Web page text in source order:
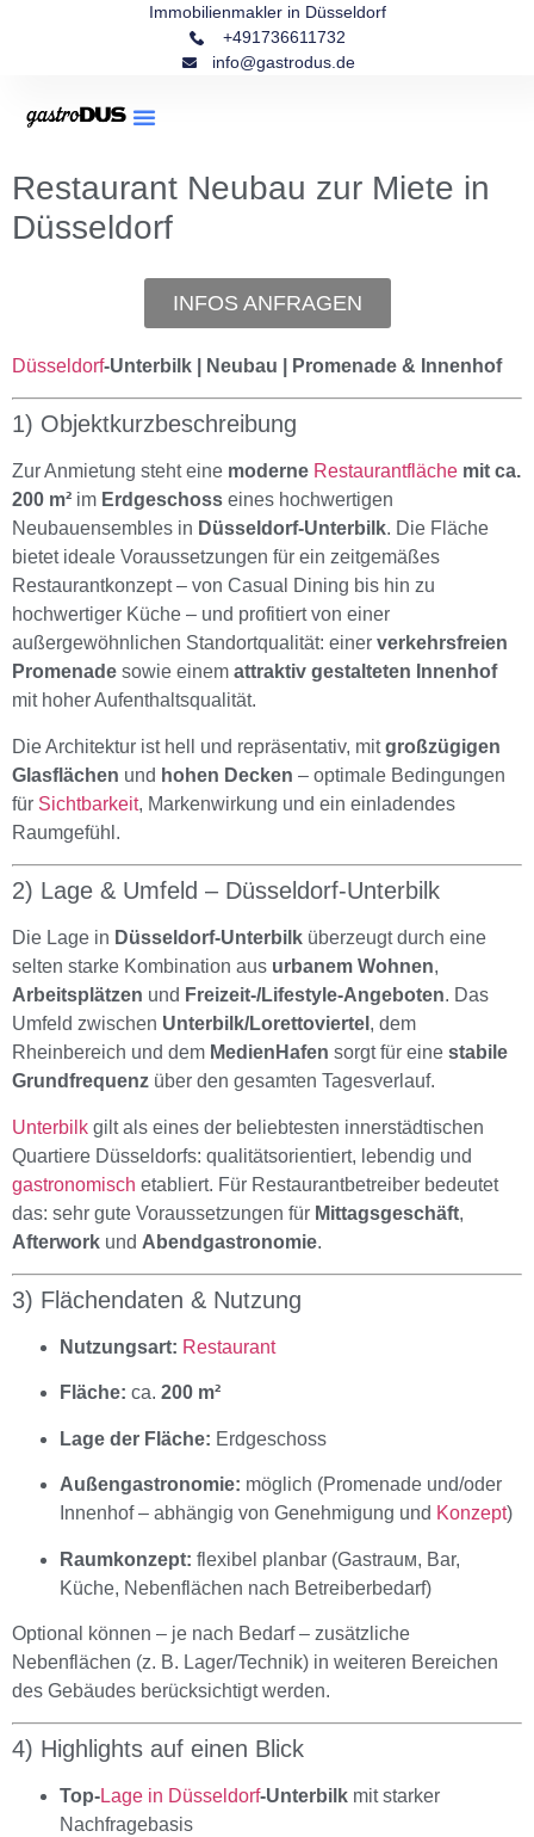
Immobilienmakler in Düsseldorf
info@gastrodus.de
+491736611732
Restaurant Neubau zur Miete in
Düsseldorf
INFOS ANFRAGEN
Düsseldorf-Unterbilk | Neubau | Promenade & Innenhof
1) Objektkurzbeschreibung
Zur Anmietung steht eine moderne Restaurantfläche mit ca.
200 m² im Erdgeschoss eines hochwertigen
Neubauensembles in Düsseldorf-Unterbilk. Die Fläche
bietet ideale Voraussetzungen für ein zeitgemäßes
Restaurantkonzept – von Casual Dining bis hin zu
hochwertiger Küche – und profitiert von einer
außergewöhnlichen Standortqualität: einer verkehrsfreien
Promenade sowie einem attraktiv gestalteten Innenhof
mit hoher Aufenthaltsqualität.
Die Architektur ist hell und repräsentativ, mitgroßzügigen
Glasflächen und hohen Decken – optimale Bedingungen
für Sichtbarkeit, Markenwirkung und ein einladendes
Raumgefühl.
2) Lage & Umfeld – Düsseldorf-Unterbilk
Die Lage in Düsseldorf-Unterbilk überzeugt durch eine
selten starke Kombination aus urbanem Wohnen,
Arbeitsplätzen und Freizeit-/Lifestyle-Angeboten. Das
Umfeld zwischen Unterbilk/Lorettoviertel , dem
Rheinbereich und dem MedienHafen sorgt für eine stabile
Grundfrequenz über den gesamten Tagesverlauf.
Unterbilk gilt als eines der beliebtesten innerstädtischen
Quartiere Düsseldorfs: qualitätsorientiert, lebendig und
gastronomisch etabliert. Für Restaurantbetreiber bedeutet
das: sehr gute Voraussetzungen für Mittagsgeschäft,
Afterwork und Abendgastronomie.
3) Flächendaten & Nutzung
Nutzungsart: Restaurant
Fläche: ca. 200 m²
Lage der Fläche: Erdgeschoss
Außengastronomie: möglich (Promenade und/oder
Innenhof – abhängig von Genehmigung und Konzept)
Raumkonzept: flexibel planbar (Gastrauм, Bar,
Küche, Nebenflächen nach Betreiberbedarf)
Optional können – je nach Bedarf – zusätzliche
Nebenflächen (z. B. Lager/Technik) in weiteren Bereichen
des Gebäudes berücksichtigt werden.
4) Highlights auf einen Blick
Top-Lage in Düsseldorf-Unterbilk mit starker
Nachfragebasis